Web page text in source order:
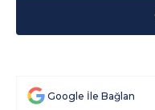
Google İle Bağlan